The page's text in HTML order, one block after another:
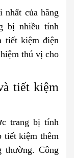
của hãng
bị nhiều tính
tiết kiệm điện
thú vị cho
tiết kiệm
trang bị tính
tiết kiệm thêm
thường. Công